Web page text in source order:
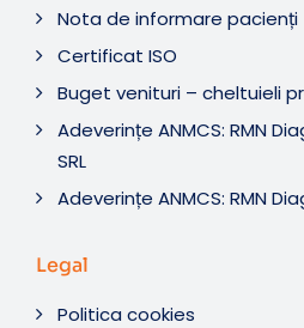
Nota de informare pacienți
Certificat ISO
Buget venituri – cheltuieli
Adeverințe ANMCS: RMN
SRL
Adeverințe ANMCS: RMN
Legal
Politica cookies